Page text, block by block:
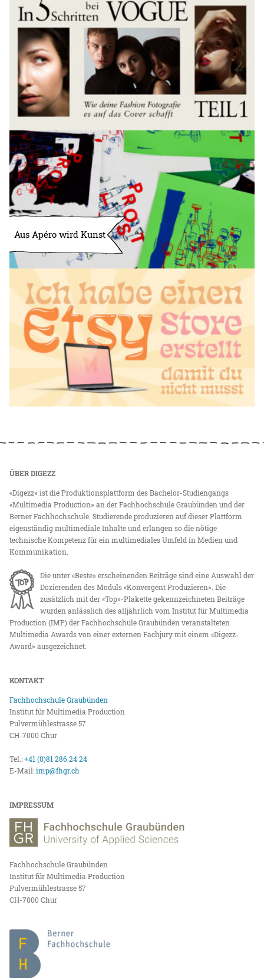
Aus Apéro wird Kunst
ÜBER DIGEZZ
«Digezz» ist die Produktionsplattform des Bachelor-Studiengangs
«Multimedia Production» an der Fachhochschule Graubünden und der
Berner Fachhochschule. Studierende produzieren auf dieser Plattform
eigenständig multimediale Inhalte und erlangen so die nötige
technische Kompetenz für ein multimediales Umfeld in Medien und
Kommunikation.
Die unter «Beste» erscheinenden Beiträge sind eine Auswahl der
Dozierenden des Moduls «Konvergent Produzieren». Die
zusätzlich mit der «Top»-Plakette gekennzeichneten Beiträge
wurden anlässlich des alljährlich vom Institut für Multimedia
Production (IMP) der Fachhochschule Graubünden veranstalteten
Multimedia Awards von einer externen Fachjury mit einem «Digezz-
Award» ausgezeichnet.
KONTAKT
Fachhochschule Graubünden
Institut für Multimedia Production
Pulvermühlestrasse 57
CH-7000 Chur
Tel.:+41 (0)81 286 24 24
E-Mail:imp@fhgr.ch
IMPRESSUM
Fachhochschule Graubünden
Institut für Multimedia Production
Pulvermühlestrasse 57
CH-7000 Chur